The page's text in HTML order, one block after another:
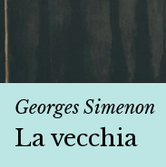
Georges Simenon
La vecchia